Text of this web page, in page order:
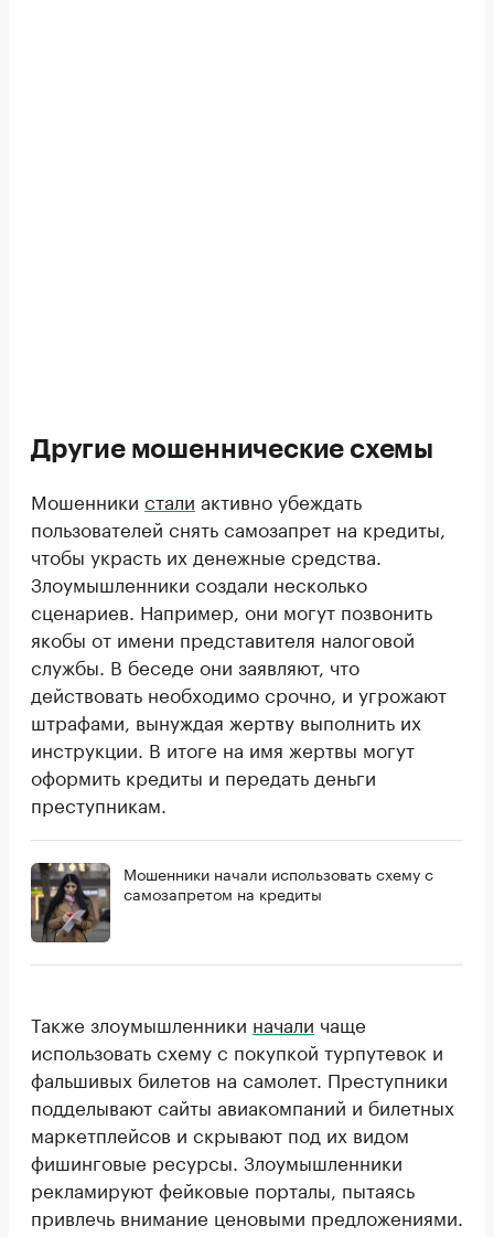
Другие мошеннические схемы
Мошенники стали активно убеждать
пользователей снять самозапрет на кредиты,
чтобы украсть их денежные средства.
Злоумышленники создали несколько
сценариев. Например, они могут позвонить
якобы от имени представителя налоговой
службы. В беседе они заявляют, что
действовать необходимо срочно, и угрожают
штрафами, вынуждая жертву выполнить их
инструкции. В итоге на имя жертвы могут
оформить кредиты и передать деньги
преступникам.
Мошенники начали использовать схему с
самозапретом на кредиты
Также злоумышленники начали чаще
использовать схему с покупкой турпутевок и
фальшивых билетов на самолет. Преступники
подделывают сайты авиакомпаний и билетных
маркетплейсов и скрывают под их видом
фишинговые ресурсы. Злоумышленники
рекламируют фейковые порталы, пытаясь
привлечь внимание ценовыми предложениями.